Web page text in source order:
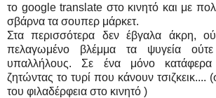
το google translate στο κινητό και με
σβάρνα τα σουπερ μάρκετ.
Στα περισσότερα δεν έβγαλα άκρη,
πελαγωμένο βλέμμα τα ψυγεία
υπαλλήλους. Σε ένα μόνο
ζητώντας το τυρί που κάνουν τσιζκεικ....
του φιλαδέρφεια στο κινητό )